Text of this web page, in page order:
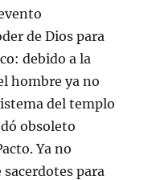
de Dios para
debido a la
hombre ya no
del templo
obsoleto
Ya no
para